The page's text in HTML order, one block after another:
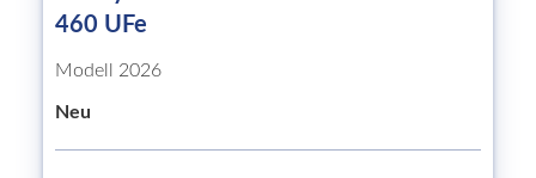
460 UFe
Modell 2026
Neu